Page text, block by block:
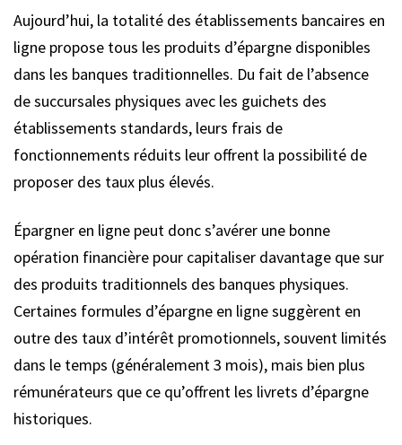
Aujourd’hui, la totalité des établissements bancaires en
ligne propose tous les produits d’épargne disponibles
dans les banques traditionnelles. Du fait de l’absence
de succursales physiques avec les guichets des
établissements standards, leurs frais de
fonctionnements réduits leur offrent la possibilité de
proposer des taux plus élevés.
Épargner en ligne peut donc s’avérer une bonne
opération financière pour capitaliser davantage que sur
des produits traditionnels des banques physiques.
Certaines formules d’épargne en ligne suggèrent en
outre des taux d’intérêt promotionnels, souvent limités
dans le temps (généralement 3 mois), mais bien plus
rémunérateurs que ce qu’offrent les livrets d’épargne
historiques.